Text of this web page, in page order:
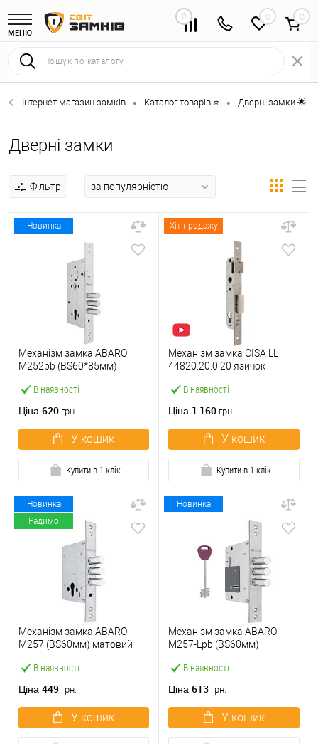
МЕНЮ
0 0
Інтернет магазин замків • Каталог товарів ⭐ • Дверні замки 🌟
Дверні замки
Фільтр
Новинка
В наявності
Механізм замка ABARO
M252pb (BS60*85мм)
пакування без зв.планки
Ціна 620 грн.
У кошик
Купити в 1 клік
Хіт продажу
В наявності
Механізм замка CISA LL
44820.20.0.20 язичок
нержавіюча сталь
Ціна 1 160 грн.
У кошик
Купити в 1 клік
Новинка
Радимо
В наявності
Механізм замка ABARO
M257 (BS60мм) матовий
Ціна 449 грн.
У кошик
Новинка
В наявності
Механізм замка ABARO
M257-Lpb (BS60мм)
тех.пакування.без
Ціна 613 грн.
У кошик